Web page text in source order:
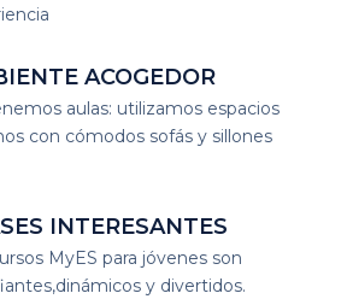
ACOGEDOR
aulas: utilizamos espacios
con cómodos sofás y sillones
INTERESANTES
MyES para jóvenes son
dinámicos y divertidos.